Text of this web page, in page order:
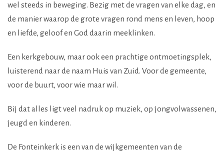
wel steeds in beweging. Bezig met de vragen van elke dag, en
de manier waarop de grote vragen rond mens en leven, hoop
en liefde, geloof en God daarin meeklinken.
Een kerkgebouw, maar ook een prachtige ontmoetingsplek,
luisterend naar de naam Huis van Zuid. Voor de gemeente,
voor de buurt, voor wie maar wil.
Bij dat alles ligt veel nadruk op muziek, op jongvolwassenen,
jeugd en kinderen.
De Fonteinkerk is een van de wijkgemeenten van de